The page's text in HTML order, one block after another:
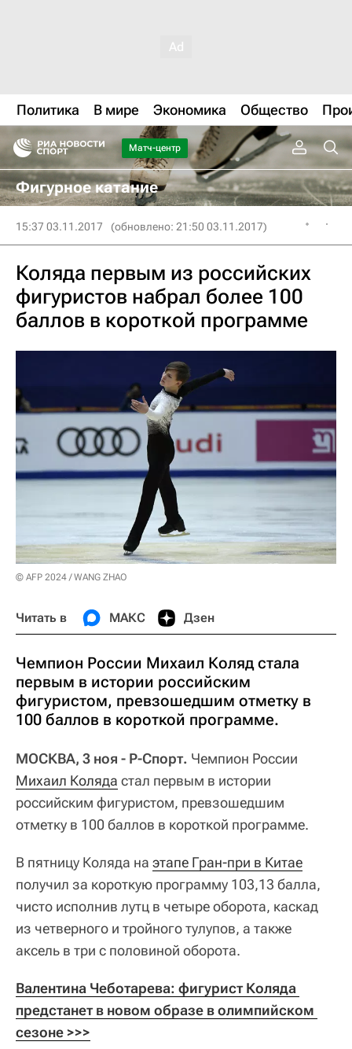
Политика В мире Экономика Общество
Матч-центр
Фигурное катание
15:37 03.11.2017 (обновлено: 21:50 03.11.2017)
Коляда первым из российских
фигуристов набрал более 100
баллов в короткой программе
© AFP 2024 / WANG ZHAO
Читать в МАКС Дзен
Чемпион России Михаил Коляд стала
первым в истории российским
фигуристом, превзошедшим отметку в
100 баллов в короткой программе.
МОСКВА, 3 ноя - Р-Спорт. Чемпион России
Михаил Коляда стал первым в истории
российским фигуристом, превзошедшим
отметку в 100 баллов в короткой программе.
В пятницу Коляда на этапе Гран-при в Китае
получил за короткую программу 103,13 балла,
чисто исполнив лутц в четыре оборота, каскад
из четверного и тройного тулупов, а также
аксель в три с половиной оборота.
Валентина Чеботарева: фигурист Коляда
предстанет в новом образе в олимпийском
сезоне >>>